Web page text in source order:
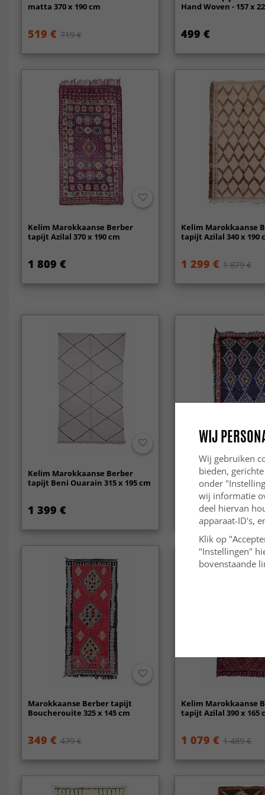
matta 370 x 190 cm
519 € 719 €
Hand Woven - 157 x
499 €
Kelim Marokkaanse Berber
tapijt Azilal 370 x 190 cm
1 809 €
Kelim Marokkaanse
tapijt Azilal 340 x 190
1 299 € 1 879 €
Kelim Marokkaanse Berber
tapijt Beni Ouarain 315 x 195 cm
1 399 €
Marokkaanse
Boucherouite 265 x
269 € 369 €
Marokkaanse Berber tapijt
Boucherouite 325 x 145 cm
349 € 479 €
Kelim Marokkaanse
tapijt Azilal 390 x 165
1 079 € 1 489 €
WIJ
Wij gebruiken
bieden,
onder
wij informatie
deel hiervan
apparaat-ID's,
Klik op
"Instellingen"
bovenstaande